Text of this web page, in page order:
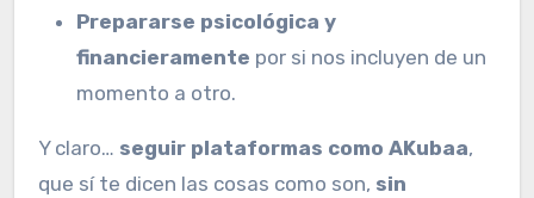
Prepararse psicológica y
financieramente por si nos incluyen de un
momento a otro.
Y claro… seguir plataformas como AKubaa,
que sí te dicen las cosas como son, sin